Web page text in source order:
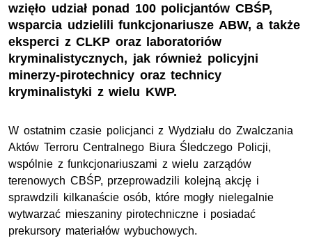
wzięło udział ponad 100 policjantów CBŚP,
wsparcia udzielili funkcjonariusze ABW, a także
eksperci z CLKP oraz laboratoriów
kryminalistycznych, jak również policyjni
minerzy-pirotechnicy oraz technicy
kryminalistyki z wielu KWP.
W ostatnim czasie policjanci z Wydziału do Zwalczania
Aktów Terroru Centralnego Biura Śledczego Policji,
wspólnie z funkcjonariuszami z wielu zarządów
terenowych CBŚP, przeprowadzili kolejną akcję i
sprawdzili kilkanaście osób, które mogły nielegalnie
wytwarzać mieszaniny pirotechniczne i posiadać
prekursory materiałów wybuchowych.